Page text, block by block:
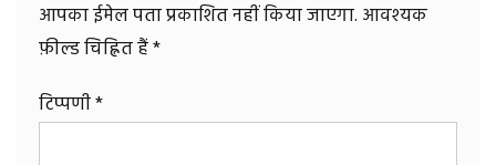
आपका ईमेल पता प्रकाशित नहीं किया जाएगा. आवश्यक
फ़ील्ड चिह्नित हैं*
टिप्पणी*